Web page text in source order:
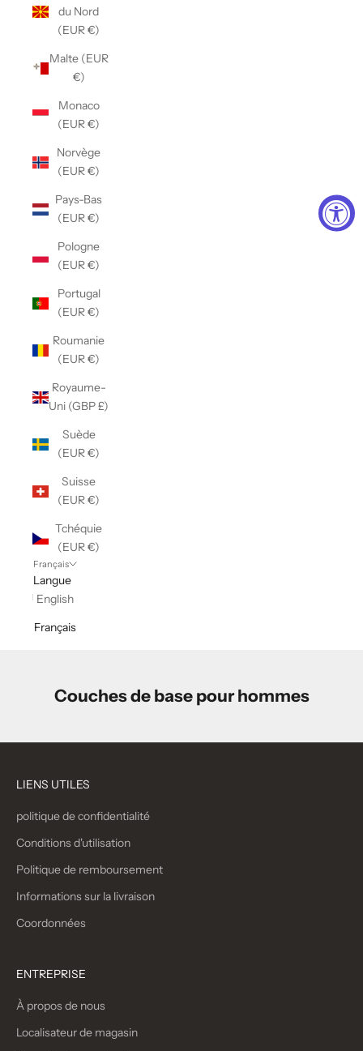
du Nord
(EUR €)
Malte (EUR
€)
Monaco
(EUR €)
Norvège
(EUR €)
Pays-Bas
(EUR €)
Pologne
(EUR €)
Portugal
(EUR €)
Roumanie
(EUR €)
Royaume-
Uni (GBP £)
Suède
(EUR €)
Suisse
(EUR €)
Tchéquie
(EUR €)
Français
Langue
English
Français
Couches de base pour hommes
LIENS UTILES
politique de confidentialité
Conditions d'utilisation
Politique de remboursement
Informations sur la livraison
Coordonnées
ENTREPRISE
À propos de nous
Localisateur de magasin